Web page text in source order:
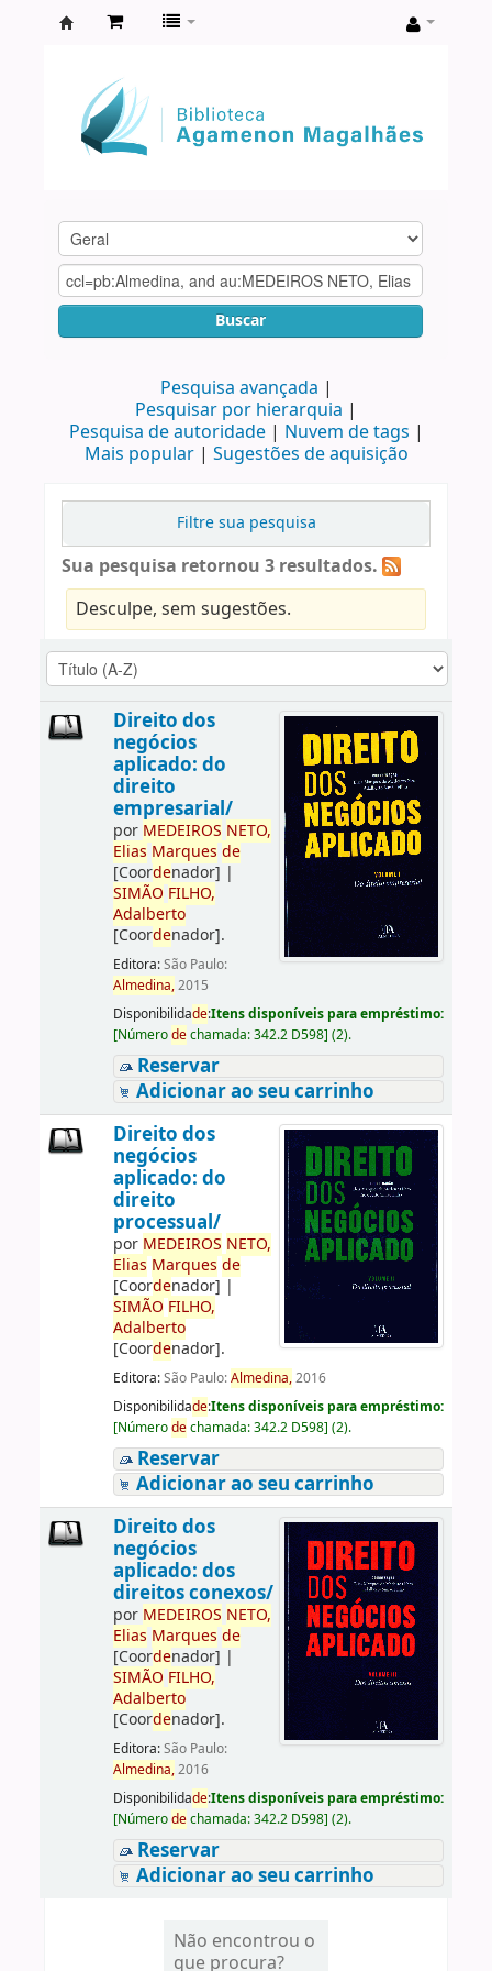
Agamenon
Magalhães
Buscar
Pesquisa avançada
Pesquisar por hierarquia
Pesquisa de autoridade
Nuvem de tags
Mais popular
Sugestões de aquisição
Filtre sua pesquisa
Sua pesquisa retornou 3 resultados.
Desculpe, sem sugestões.
Direito dos
negócios
aplicado: do
direito
empresarial/
por MEDEIROS NETO,
Elias Marques de
[Coordenador] |
SIMÃO FILHO,
Adalberto
[Coordenador].
Editora:São Paulo:
Almedina,2015
Disponibilidade:Itens disponíveis para empréstimo:
[Númerodechamada:342.2 D598] (2).
Reservar
Adicionar ao seu carrinho
Direito dos
negócios
aplicado: do
direito
processual/
por MEDEIROS NETO,
Elias Marques de
[Coordenador] |
SIMÃO FILHO,
Adalberto
[Coordenador].
Editora:São Paulo:Almedina,2016
Disponibilidade:Itens disponíveis para empréstimo:
[Númerodechamada:342.2 D598] (2).
Reservar
Adicionar ao seu carrinho
Direito dos
negócios
aplicado: dos
direitos conexos/
por MEDEIROS NETO,
Elias Marques de
[Coordenador] |
SIMÃO FILHO,
Adalberto
[Coordenador].
Editora:São Paulo:
Almedina,2016
Disponibilidade:Itens disponíveis para empréstimo:
[Númerodechamada:342.2 D598] (2).
Reservar
Adicionar ao seu carrinho
Não encontrou o
que procura?